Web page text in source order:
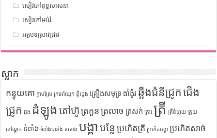
សៀវភៅពុទ្ធសាសនា
សៀវភៅអប់រំ
អត្ថបទស្រាវជ្រាវ
ស្លាក
កន្ទុយគោ ក្តាមស្រែ ក្រអៅឈូក ខ្ទិះដូង គ្រឿងសមុទ្រ ងាំង៉ូវ ឆ្អឹងជំនីជ្រូក ជើង
ជ្រូក ដូង ដំឡូង តៅហ៊ូ ត្រកួន ត្រលាច ត្រសក់ ត្រាវ ត្រី ត្រីចំហុយ ត្រួយ
សណ្តែក ទំពាំង ទំពាំងបារាំង ននោង បង្គា បន្លែ ប្រហិតត្រី ប្រហិតបង្គា ប្រហិតសាច់